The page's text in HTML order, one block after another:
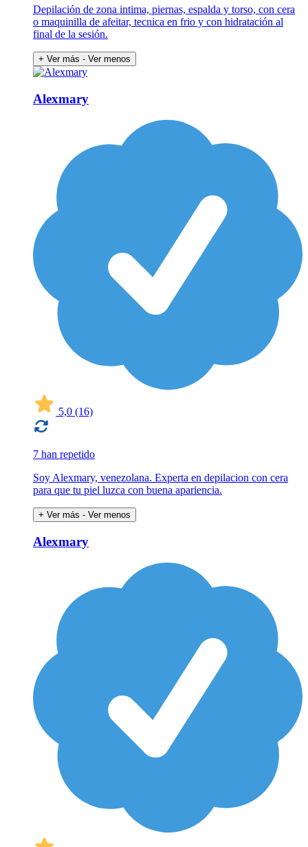
Depilación de zona intima, piernas, espalda y torso, con cera
o maquinilla de afeitar, tecnica en frio y con hidratación al
final de la sesión.
+ Ver más - Ver menos
Alexmary
5,0 (16)
7 han repetido
Soy Alexmary, venezolana. Experta en depilacion con cera
para que tu piel luzca con buena apariencia.
+ Ver más - Ver menos
Alexmary